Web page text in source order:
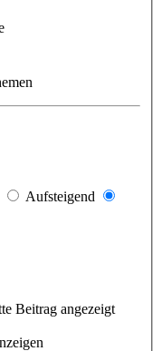
Aufsteigend
Beitrag angezeigt